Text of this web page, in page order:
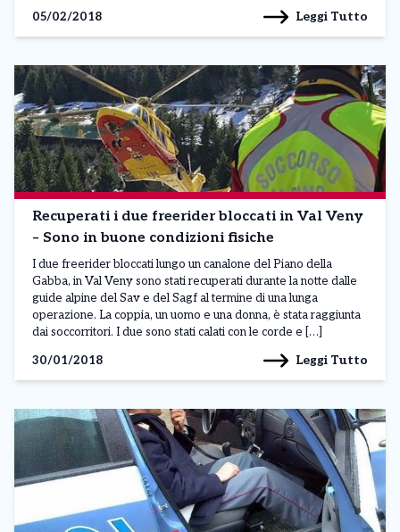
05/02/2018 Leggi Tutto
Recuperati i due freerider bloccati in Val Veny
– Sono in buone condizioni fisiche
I due freerider bloccati lungo un canalone del Piano della
Gabba, in Val Veny sono stati recuperati durante la notte dalle
guide alpine del Sav e del Sagf al termine di una lunga
operazione. La coppia, un uomo e una donna, è stata raggiunta
dai soccorritori. I due sono stati calati con le corde e […]
30/01/2018
Leggi Tutto